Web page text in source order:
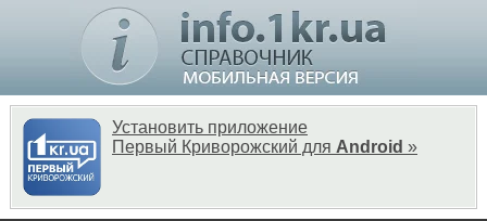
Установить приложение
Первый Криворожский для Android »